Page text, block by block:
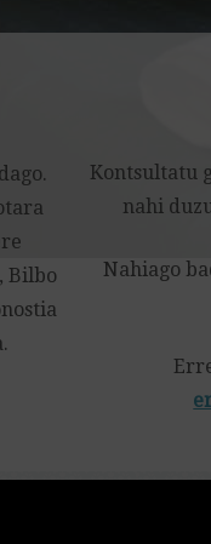
Bilbo
Kontsultatu
nahi
Nahiago